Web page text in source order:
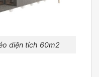
diện tích 60m2